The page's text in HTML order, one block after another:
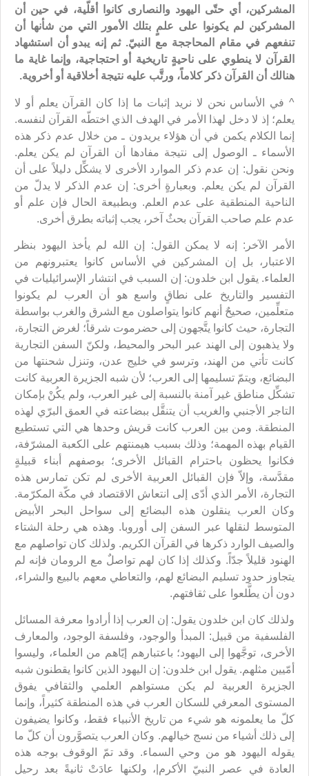
المشركين، أي حتّى اليهود والنصارى كانوا أقلّية، في حين أن
المشركين لم يكونوا على علمٍ بتلك الأمور التي من شأنها أن
تنفعهم في مقام المحاججة مع النبيّ. ثم إنه يبدو أن استشهاد
القرآن لا ينطوي على ناحيةٍ تاريخية أو احتجاجية، وإنما غاية ما
هنالك أن القرآن ذكر كلاماً، ورتَّب عليه نتيجة أخلاقية أو أخروية.
^ في الأساس نحن لا نريد إثبات ما إذا كان القرآن يعلم أو لا
يعلم؛ إذ لا دخل لهذا الأمر في الهدف الذي اختطّه القرآن لنفسه.
إنما الكلام يكمن في أن هؤلاء يريدون ـ من خلال عدم ذكر هذه
الأسماء ـ الوصول إلى نتيجة مفادها أن القرآن لم يكن يعلم.
ونحن نقول: إن عدم ذكر الموارد الأخرى لا يشكِّل دليلاً على أن
القرآن لم يكن يعلم. وبعبارةٍ أخرى: إن عدم الذكر لا يدلّ من
الناحية المنطقية على عدم العلم. وبطبيعة الحال فإن علم أو
عدم علم صاحب القرآن بحثٌ آخر، يجب إثباته بطرق أخرى.
الأمر الآخر: إنه لا يمكن القول: إن الله لم يأخذ اليهود بنظر
الاعتبار، بل إن المشركين في الأساس كانوا يعتبرونهم من
العلماء. يقول ابن خلدون: إن السبب في انتشار الإسرائيليات في
التفسير والتاريخ على نطاقٍ واسع هو أن العرب لم يكونوا
متعلِّمين، صحيحٌ أنهم كانوا يتواصلون مع الشرق والغرب بواسطة
التجارة، حيث كانوا يتَّجهون إلى حضرموت شرقاً؛ لغرض التجارة،
ولا يذهبون إلى الهند عبر البحر والمحيط، ولكنّ السفن التجارية
كانت تأتي من الهند، وترسو في خليج عدن، وتنزل شحنتها من
البضائع، ويتمّ تسليمها إلى العرب؛ لأن شبه الجزيرة العربية كانت
تشكِّل مناطق غير آمنة بالنسبة إلى غير العرب، ولم يكُنْ بإمكان
التاجر الأجنبي والغريب أن يتنقَّل ببضاعته في العمق البرّي لهذه
المنطقة. ومن بين العرب كانت قريش وحدها هي التي تستطيع
القيام بهذه المهمة؛ وذلك بسبب هيمنتهم على الكعبة المشرّفة،
فكانوا يحظون باحترام القبائل الأخرى؛ بوصفهم أبناء قبيلةٍ
مقدَّسة، وإلاّ فإن القبائل العربية الأخرى لم تكن تمارس هذه
التجارة، الأمر الذي أدّى إلى انتعاش الاقتصاد في مكّة المكرّمة.
وكان العرب ينقلون هذه البضائع إلى سواحل البحر الأبيض
المتوسط لنقلها عبر السفن إلى أوروبا. وهذه هي رحلة الشتاء
والصيف الوارد ذكرها في القرآن الكريم. ولذلك كان تواصلهم مع
الهنود قليلاً جدّاً. وكذلك إذا كان لهم تواصلٌ مع الرومان فإنه لم
يتجاوز حدود تسليم البضائع لهم، والتعاطي معهم بالبيع والشراء،
دون أن يطَّلعوا على ثقافتهم.
ولذلك كان ابن خلدون يقول: إن العرب إذا أرادوا معرفة المسائل
الفلسفية من قبيل: المبدأ والوجود، وفلسفة الوجود، والمعارف
الأخرى، توجَّهوا إلى اليهود؛ باعتبارهم إيّاهم من العلماء، وليسوا
أمّيين مثلهم. يقول ابن خلدون: إن اليهود الذين كانوا يقطنون شبه
الجزيرة العربية لم يكن مستواهم العلمي والثقافي يفوق
المستوى المعرفي للسكان العرب في هذه المنطقة كثيراً، وإنما
كلّ ما يعلمونه هو شيء من تاريخ الأنبياء فقط، وكانوا يضيفون
إلى ذلك أشياء من نسج خيالهم. وكان العرب يتصوَّرون أن كلّ ما
يقوله اليهود هو من وحي السماء. وقد تمّ الوقوف بوجه هذه
العادة في عصر النبيّ الأكرم|، ولكنها عادَتْ ثانيةً بعد رحيل